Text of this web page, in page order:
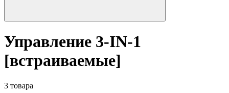
Управление 3-IN-1
[встраиваемые]
3 товара